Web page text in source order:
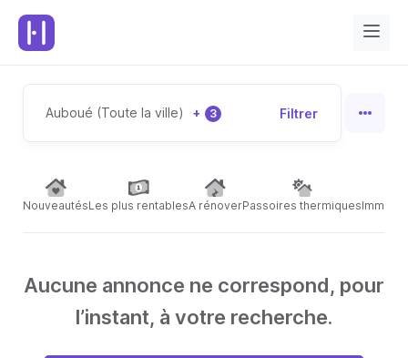
Auboué (Toute la ville) + 3 Filtrer
NouveautésLes plus rentablesA rénoverPassoires thermiques
Aucune annonce ne correspond, pour
l’instant, à votre recherche.